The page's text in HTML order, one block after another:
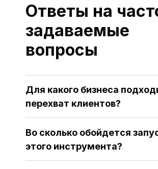
Ответы на
задаваемые
вопросы
Для какого бизнеса
перехват клиентов?
Во сколько обойдется
этого инструмента?